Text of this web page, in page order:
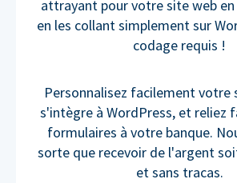
attrayant pour votre site web
en les collant simplement sur
codage requis !
Personnalisez facilement votre
s'intègre à WordPress, et reliez
formulaires à votre banque.
sorte que recevoir de l'argent
et sans tracas.